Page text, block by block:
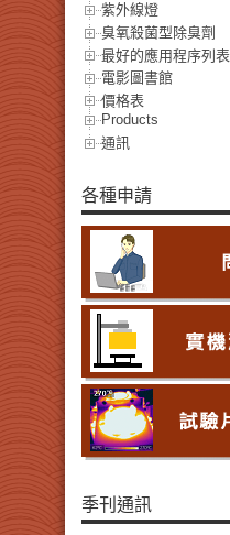
紫外線燈
臭氧殺菌型除臭劑
最好的應用程序列表
電影圖書館
價格表
Products
通訊
各種申請
季刊通訊